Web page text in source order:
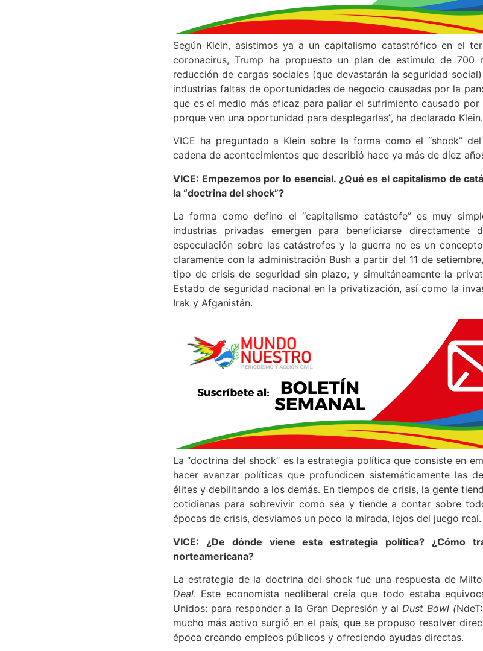
Según Klein, asistimos ya a un capitalismo catastrófico en el
coronacirus, Trump ha propuesto un plan de estímulo de 700
reducción de cargas sociales (que devastarán la seguridad
industrias faltas de oportunidades de negocio causadas por la
que es el medio más eficaz para paliar el sufrimiento causado
porque ven una oportunidad para desplegarlas”, ha declarado Klein.
VICE ha preguntado a Klein sobre la forma como el “shock”
cadena de acontecimientos que describió hace ya más de diez
VICE: Empezemos por lo esencial. ¿Qué es el capitalismo de
la “doctrina del shock”?
La forma como defino el “capitalismo catástofe” es muy
industrias privadas emergen para beneficiarse
especulación sobre las catástrofes y la guerra no es un
claramente con la administración Bush a partir del 11 de
tipo de crisis de seguridad sin plazo, y simultáneamente la
Estado de seguridad nacional en la privatización, así como la
Irak y Afganistán.
La “doctrina del shock” es la estrategia política que consiste en
hacer avanzar políticas que profundicen sistemáticamente las
élites y debilitando a los demás. En tiempos de crisis, la gente
cotidianas para sobrevivir como sea y tiende a contar sobre
épocas de crisis, desviamos un poco la mirada, lejos del juego real.
VICE: ¿De dónde viene esta estrategia política? ¿Cómo
norteamericana?
La estrategia de la doctrina del shock fue una respuesta de
Deal. Este economista neoliberal creía que todo estaba
Unidos: para responder a la Gran Depresión y alDust Bowl (
mucho más activo surgió en el país, que se propuso resolver
época creando empleos públicos y ofreciendo ayudas directas.